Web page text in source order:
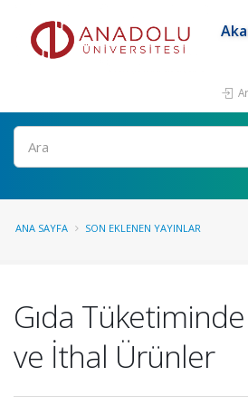
Ara
ANA SAYFA SON EKLENEN YAYINLAR
Gıda
ve İthal Ürünler